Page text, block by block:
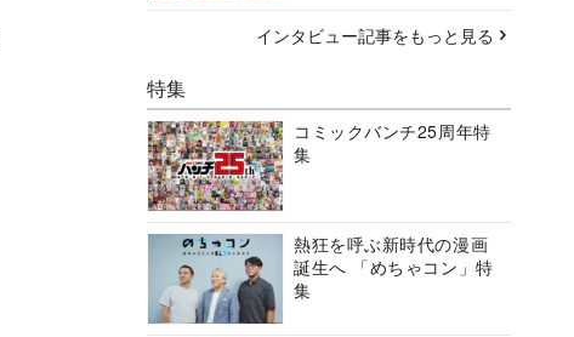
インタビュー記事をもっと見る
特集
コミックバンチ25周年特
集
熱狂を呼ぶ新時代の漫画
誕生へ 「めちゃコン」特
集